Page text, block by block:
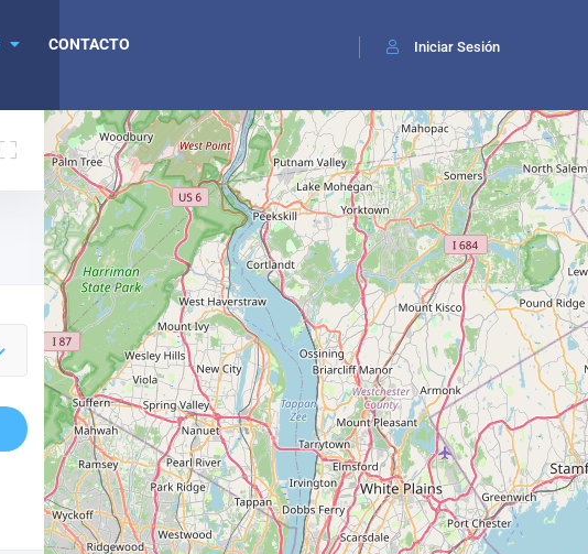
Iniciar Sesión
CONTACTO